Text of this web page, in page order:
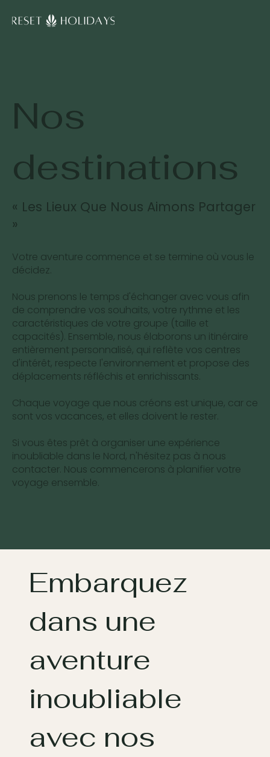
Nos
destinations
« Les Lieux Que Nous Aimons Partager
»
Votre aventure commence et se termine où vous le
décidez.
Nous prenons le temps d'échanger avec vous afin
de comprendre vos souhaits, votre rythme et les
caractéristiques de votre groupe (taille et
capacités). Ensemble, nous élaborons un itinéraire
entièrement personnalisé, qui reflète vos centres
d'intérêt, respecte l'environnement et propose des
déplacements réfléchis et enrichissants.
Chaque voyage que nous créons est unique, car ce
sont vos vacances, et elles doivent le rester.
Si vous êtes prêt à organiser une expérience
inoubliable dans le Nord, n'hésitez pas à nous
contacter. Nous commencerons à planifier votre
voyage ensemble.
Embarquez
dans une
aventure
inoubliable
avec nos